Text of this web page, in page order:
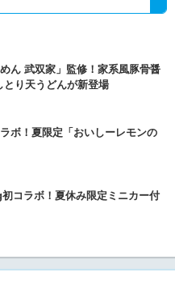
ん 武双家」監修！家系風豚骨醤
り天うどんが新登場
ボ！夏限定「おいしーレモンの
コラボ！夏休み限定ミニカー付